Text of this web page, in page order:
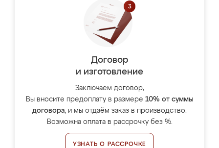
Договор
и изготовление
Заключаем договор,
Вы вносите предоплату в размере 10% от суммы
договора, и мы отдаём заказ в производство.
Возможна оплата в рассрочку без %.
УЗНАТЬ О РАССРОЧКЕ